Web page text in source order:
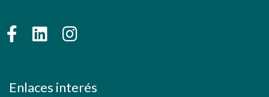
Enlaces interés